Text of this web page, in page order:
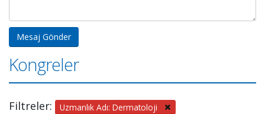
Kongreler
Filtreler: Uzmanlık Adı: Dermatoloji